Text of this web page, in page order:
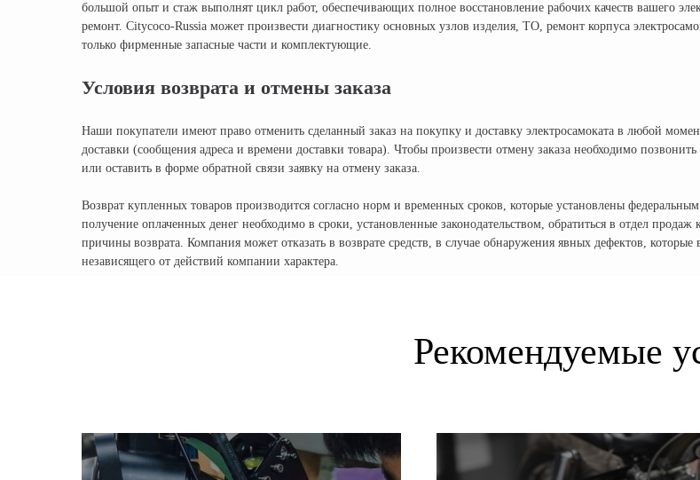
большой опыт и стаж выполнят цикл работ, обеспечивающих полное восстановление рабочих качеств вашего
ремонт. Citycoco-Russia может произвести диагностику основных узлов изделия, ТО, ремонт корпуса
только фирменные запасные части и комплектующие.
Условия возврата и отмены заказа
Наши покупатели имеют право отменить сделанный заказ на покупку и доставку электросамоката в любой
доставки (сообщения адреса и времени доставки товара). Чтобы произвести отмену заказа необходимо
или оставить в форме обратной связи заявку на отмену заказа.
Возврат купленных товаров производится согласно норм и временных сроков, которые установлены
получение оплаченных денег необходимо в сроки, установленные законодательством, обратиться в отдел
причины возврата. Компания может отказать в возврате средств, в случае обнаружения явных дефектов,
независящего от действий компании характера.
Рекомендуемые
КОМПАНИЯ: РАЗДЕЛЫ КАТАЛОГА: